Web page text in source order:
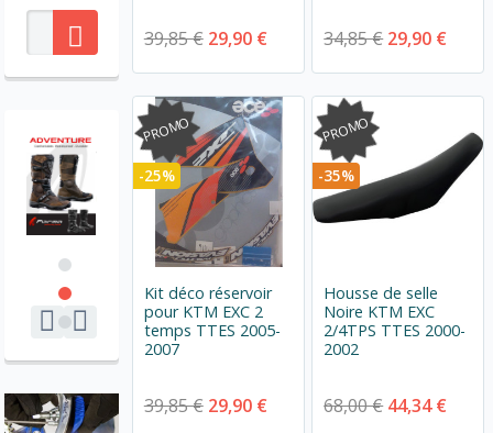
39,85 € 29,90 € 34,85 € 29,90 €
PROMO
-25%
Kit déco réservoir
pour KTM EXC 2
temps TTES 2005-
2007
39,85 € 29,90 €
PROMO
-35%
Housse de selle
Noire KTM EXC
2/4TPS TTES 2000-
2002
68,00 € 44,34 €